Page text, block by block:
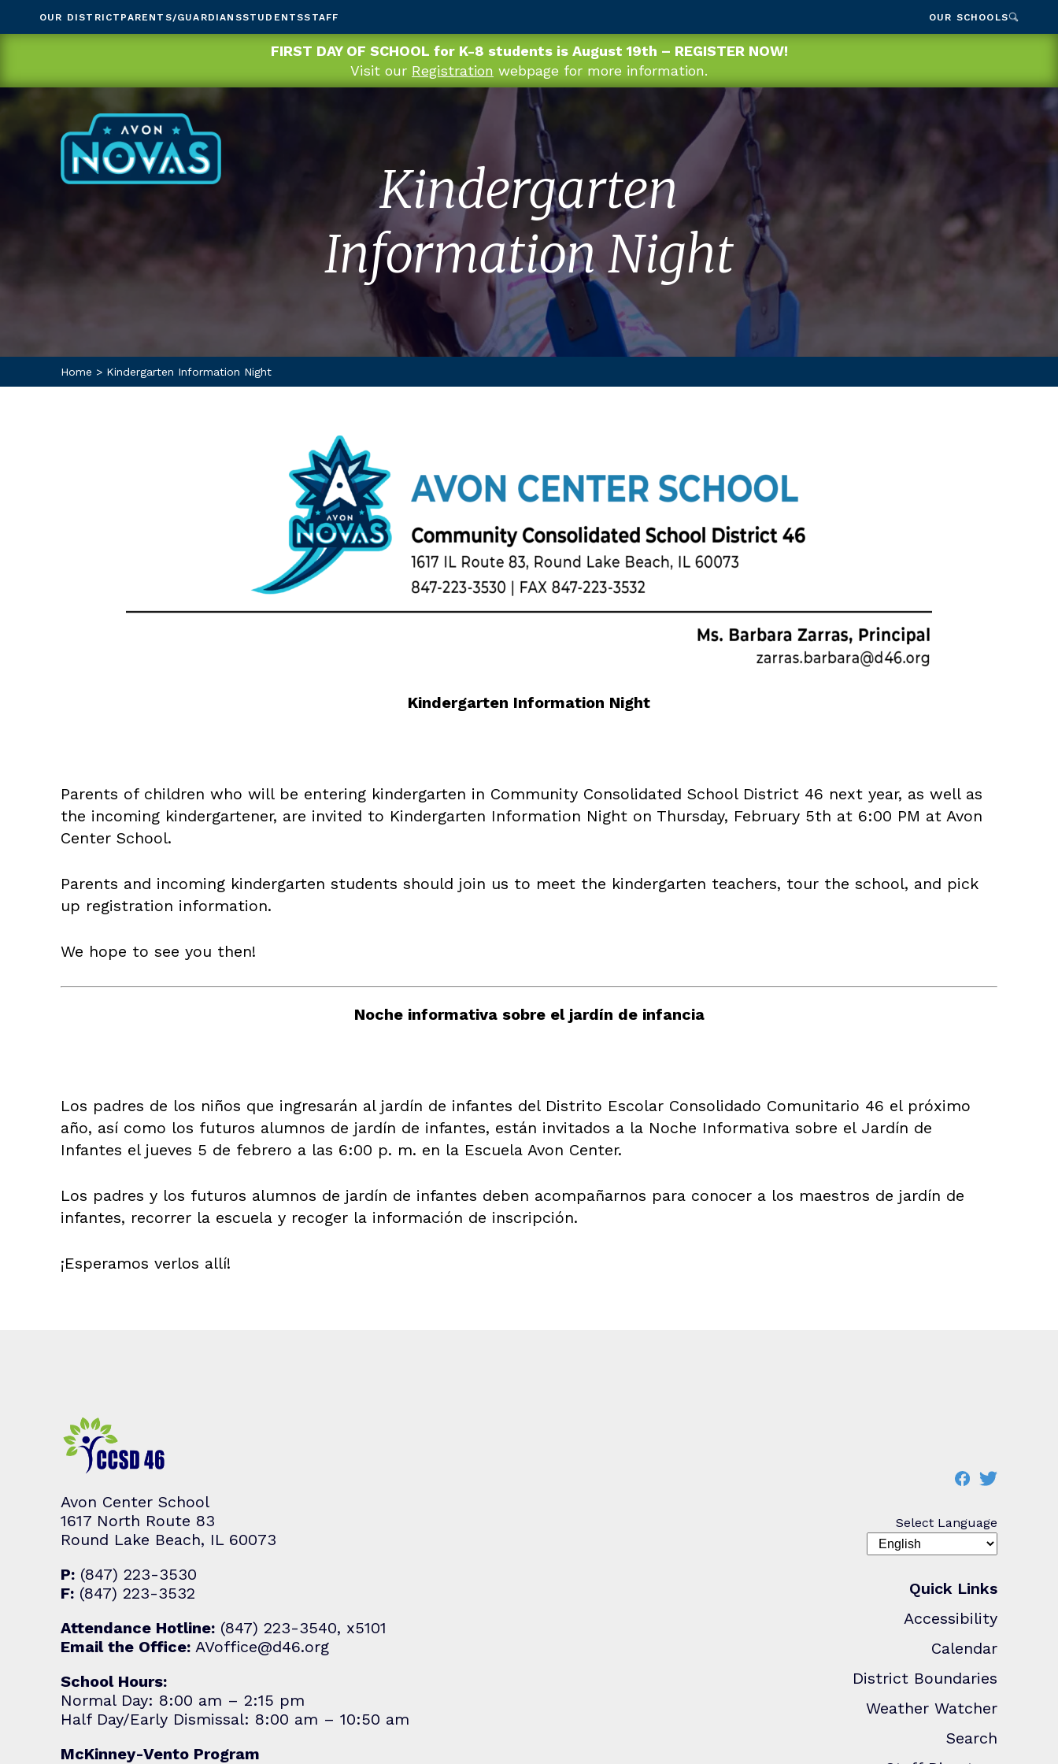
FIRST DAY OF SCHOOL for K-8 students is August 19th – REGISTER NOW!
Visit our Registration webpage for more information.
OUR SCHOOLS
OUR DISTRICT PARENTS/GUARDIANSSTUDENTSSTAFF
Kindergarten
Information Night
Home > Kindergarten Information Night
Kindergarten Information Night
Parents of children who will be entering kindergarten in Community Consolidated School District 46 next year, as well as
the incoming kindergartener, are invited to Kindergarten Information Night on Thursday, February 5th at 6:00 PM at Avon
Center School.
Parents and incoming kindergarten students should join us to meet the kindergarten teachers, tour the school, and pick
up registration information.
We hope to see you then!
Noche informativa sobre el jardín de infancia
Los padres de los niños que ingresarán al jardín de infantes del Distrito Escolar Consolidado Comunitario 46 el próximo
año, así como los futuros alumnos de jardín de infantes, están invitados a la Noche Informativa sobre el Jardín de
Infantes el jueves 5 de febrero a las 6:00 p. m. en la Escuela Avon Center.
Los padres y los futuros alumnos de jardín de infantes deben acompañarnos para conocer a los maestros de jardín de
infantes, recorrer la escuela y recoger la información de inscripción.
¡Esperamos verlos allí!
Avon Center School
1617 North Route 83
Round Lake Beach, IL 60073
P: (847) 223-3530
F: (847) 223-3532
Attendance Hotline: (847) 223-3540, x5101
Email the Office: AVoffice@d46.org
School Hours:
Normal Day: 8:00 am – 2:15 pm
Half Day/Early Dismissal: 8:00 am – 10:50 am
McKinney-Vento Program
Select Language
Quick Links
Accessibility
Calendar
District Boundaries
Weather Watcher
Search